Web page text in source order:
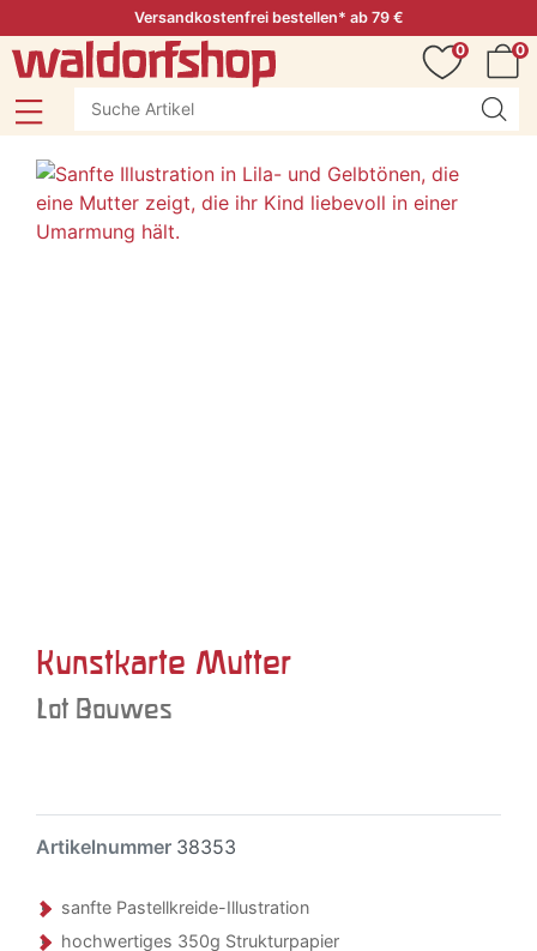
Versandkostenfrei bestellen* ab 79 €
0
0
Kunstkarte Mutter
Lot Bouwes
Artikelnummer 38353
sanfte Pastellkreide-Illustration
hochwertiges 350g Strukturpapier